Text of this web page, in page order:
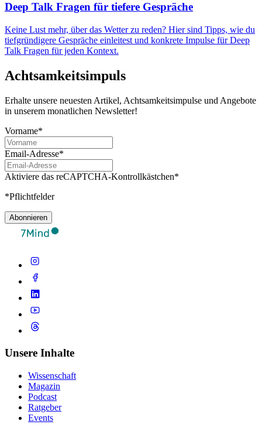
Deep Talk Fragen für tiefere Gespräche
Keine Lust mehr, über das Wetter zu reden? Hier sind Tipps, wie du
tiefgründigere Gespräche einleitest und konkrete Impulse für Deep
Talk Fragen für jeden Kontext.
Achtsamkeitsimpuls
Erhalte unsere neuesten Artikel, Achtsamkeitsimpulse und Angebote
in unserem monatlichen Newsletter!
Vorname*
Email-Adresse*
Aktiviere das reCAPTCHA-Kontrollkästchen*
*Pflichtfelder
Abonnieren
Unsere Inhalte
Wissenschaft
Magazin
Podcast
Ratgeber
Events